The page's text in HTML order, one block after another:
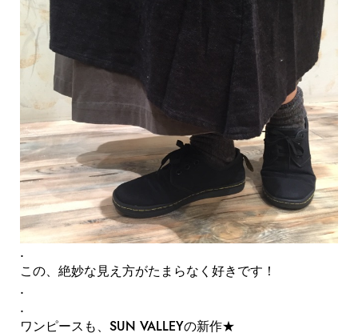
.
この、絶妙な見え方がたまらなく好きです！
.
.
ワンピースも、SUN VALLEYの新作★